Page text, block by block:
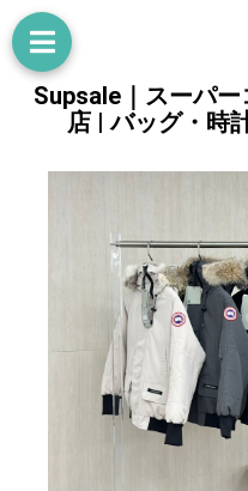
Supsale｜スーパ
店 | バッグ・時